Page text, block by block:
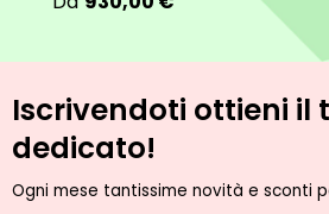
Iscrivendoti ottieni il
dedicato!
Ogni mese tantissime novità e sconti